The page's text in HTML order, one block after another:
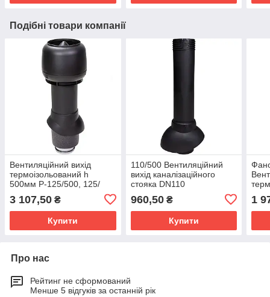
Подібні товари компанії
Вентиляційний вихід
термоізольований h
500мм P-125/500, 125/
3 107,50 ₴
Купити
110/500 Вентиляційний
вихід каналізаційного
стояка DN110
960,50₴
Купити
1
Про нас
Рейтинг не сформований
Менше 5 відгуків за останній рік